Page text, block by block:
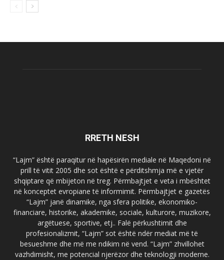
RRETH NESH
“Lajm” është paraqitur në hapësirën mediale në Maqedoni në
prill të vitit 2005 dhe sot është e përditshmja më e vjetër
shqiptare që mbijeton në treg. Përmbajtjet e veta i mbështet
në konceptet evropiane të informimit. Përmbajtjet e gazetës
“Lajm” janë dinamike, nga sfera politike, ekonomiko-
financiare, historike, akademike, sociale, kulturore, muzikore,
argëtuese, sportive, etj.. Falë përkushtimit dhe
profesionalizmit, “Lajm” sot është ndër mediat më të
besueshme dhe më me ndikim në vend. “Lajm” zhvillohet
vazhdimisht, me potencial njerëzor dhe teknologji moderne.